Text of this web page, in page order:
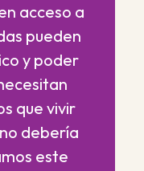
acceso a
pueden
y poder
que vivir
debería
este